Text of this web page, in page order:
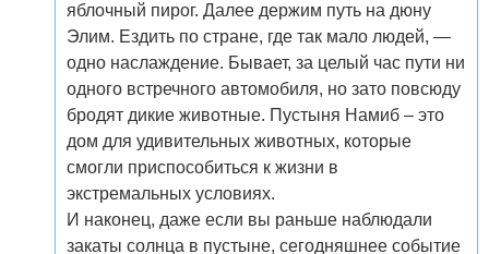
яблочный пирог. Далее держим путь на дюну
Элим. Ездить по стране, где так мало людей, —
одно наслаждение. Бывает, за целый час пути ни
одного встречного автомобиля, но зато повсюду
бродят дикие животные. Пустыня Намиб – это
дом для удивительных животных, которые
смогли приспособиться к жизни в
экстремальных условиях.
И наконец, даже если вы раньше наблюдали
закаты солнца в пустыне, сегодняшнее событие